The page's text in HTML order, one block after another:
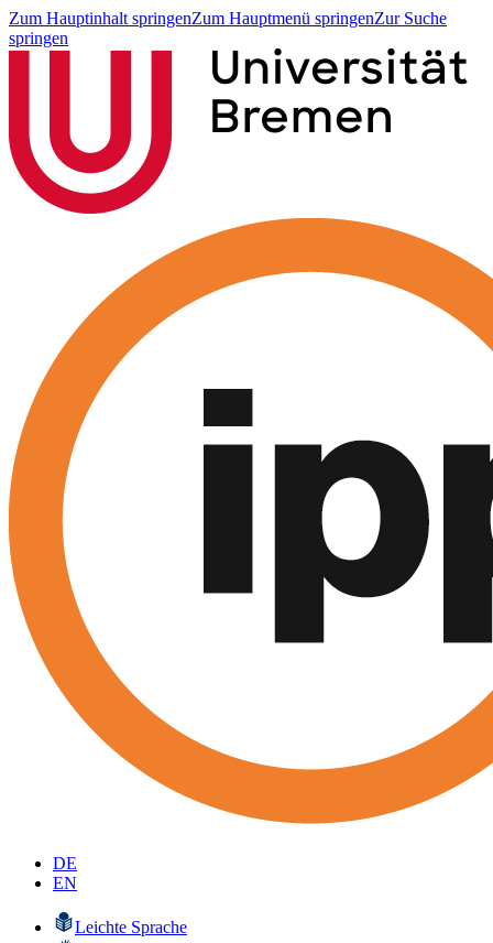
Zum Hauptinhalt springenZum Hauptmenü springenZur Suche
springen
DE
EN
Leichte Sprache